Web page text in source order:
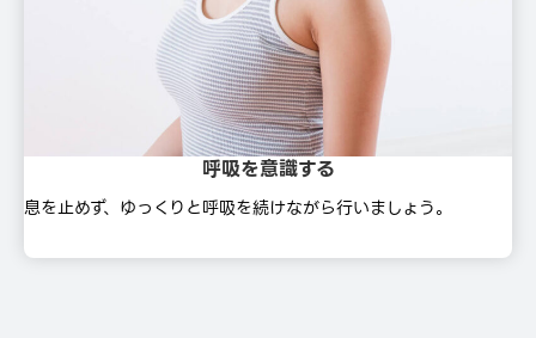
呼吸を意識する
息を⽌めず、ゆっくりと呼吸を続けながら⾏いましょう。